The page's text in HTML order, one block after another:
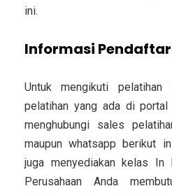
ini.
Informasi
Untuk mengikuti
pelatihan yang ada di portal
menghubungi sales
maupun whatsapp berikut
juga menyediakan kelas In
Perusahaan Anda